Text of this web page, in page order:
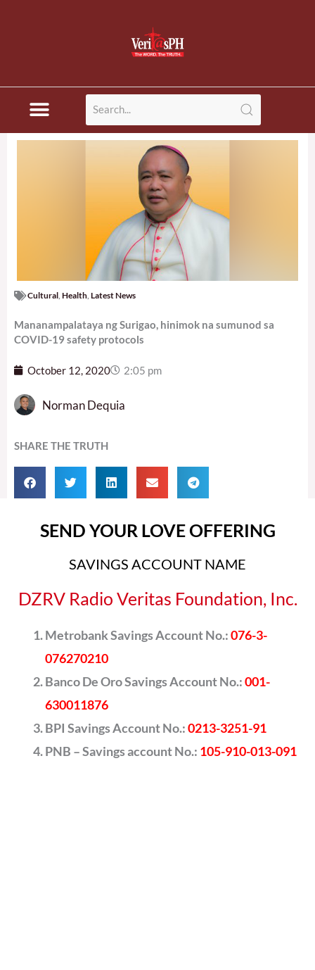
Cultural Health Latest News
Mananampalataya ng Surigao, hinimok na sumunod sa
COVID-19 safety protocols
October 12, 2020 2:05 pm
Norman Dequia
SHARE THE TRUTH
SEND YOUR LOVE OFFERING
SAVINGS ACCOUNT NAME
DZRV Radio Veritas Foundation, Inc.
Metrobank Savings Account No.:076-3-
076270210
Banco De Oro Savings Account No.:001-
630011876
BPI Savings Account No.:0213-3251-91
PNB – Savings account No.: 105-910-013-091